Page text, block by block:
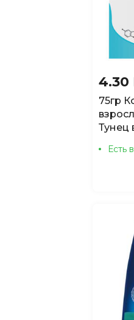
4.30
75гр
Тунец
Есть